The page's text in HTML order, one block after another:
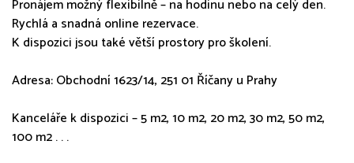
Pronájem možný flexibilně – na hodinu nebo na celý den.
Rychlá a snadná online rezervace.
K dispozici jsou také větší prostory pro školení.
Adresa: Obchodní 1623/14, 251 01 Říčany u Prahy
Kanceláře k dispozici – 5 m2, 10 m2, 20 m2, 30 m2, 50 m2,
100 m2 . . .